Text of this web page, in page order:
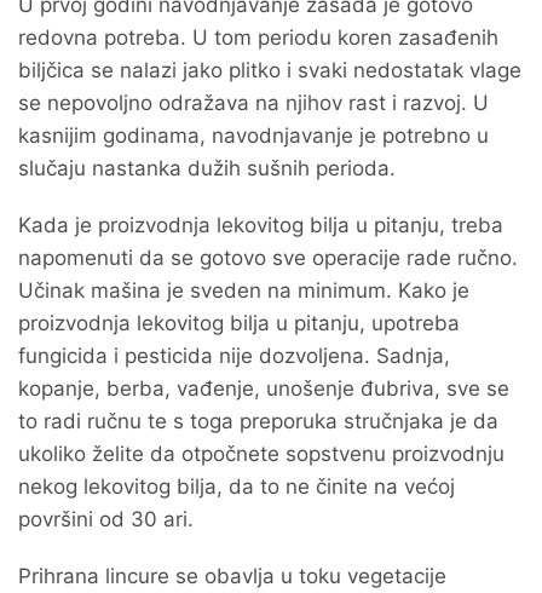
U prvoj godini navodnjavanje zasada je gotovo
redovna potreba. U tom periodu koren zasađenih
biljčica se nalazi jako plitko i svaki nedostatak vlage
se nepovoljno odražava na njihov rast i razvoj. U
kasnijim godinama, navodnjavanje je potrebno u
slučaju nastanka dužih sušnih perioda.
Kada je proizvodnja lekovitog bilja u pitanju, treba
napomenuti da se gotovo sve operacije rade ručno.
Učinak mašina je sveden na minimum. Kako je
proizvodnja lekovitog bilja u pitanju, upotreba
fungicida i pesticida nije dozvoljena. Sadnja,
kopanje, berba, vađenje, unošenje đubriva, sve se
to radi ručnu te s toga preporuka stručnjaka je da
ukoliko želite da otpočnete sopstvenu proizvodnju
nekog lekovitog bilja, da to ne činite na većoj
površini od 30 ari.
Prihrana lincure se obavlja u toku vegetacije